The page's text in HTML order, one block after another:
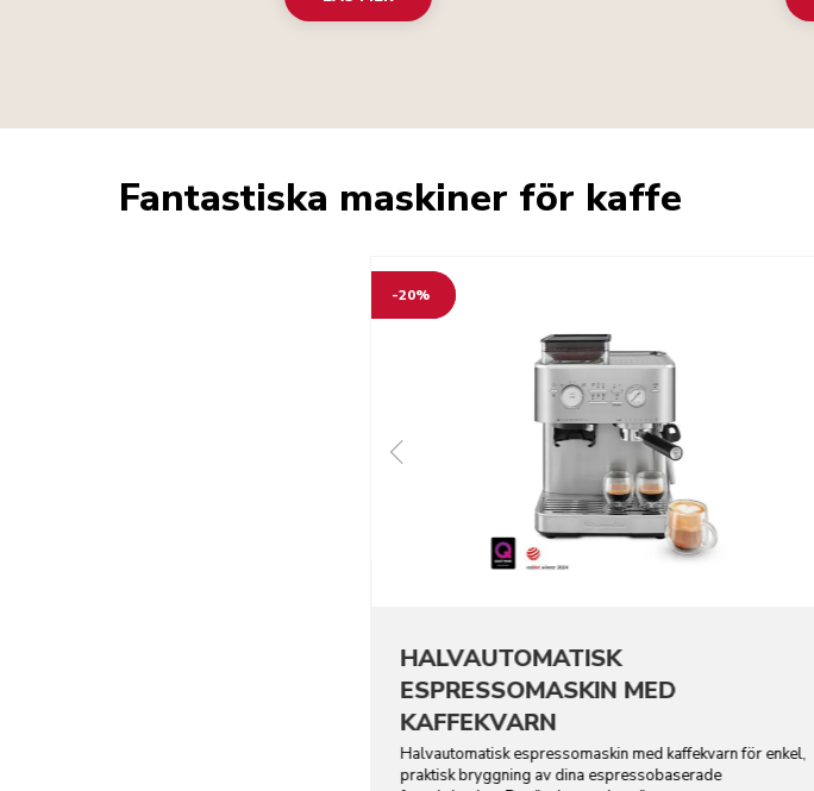
Fantastiska maskiner för kaffe
-20%
HALVAUTOMATISK
ESPRESSOMASKIN MED
KAFFEKVARN
Halvautomatisk espressomaskin med kaffekvarn för enkel,
praktisk bryggning av dina espressobaserade